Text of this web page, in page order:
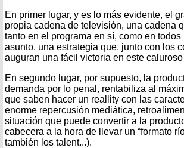
En primer lugar, y es lo más evidente, el
propia cadena de televisión, una cadena
tanto en el programa en sí, como en
asunto, una estrategia que, junto con los
auguran una fácil victoria en este
En segundo lugar, por supuesto, la
demanda por lo penal, rentabiliza al
que saben hacer un reallity con las
enorme repercusión mediática,
situación que puede convertir a la
cabecera a la hora de llevar un “formato
también los talent...).